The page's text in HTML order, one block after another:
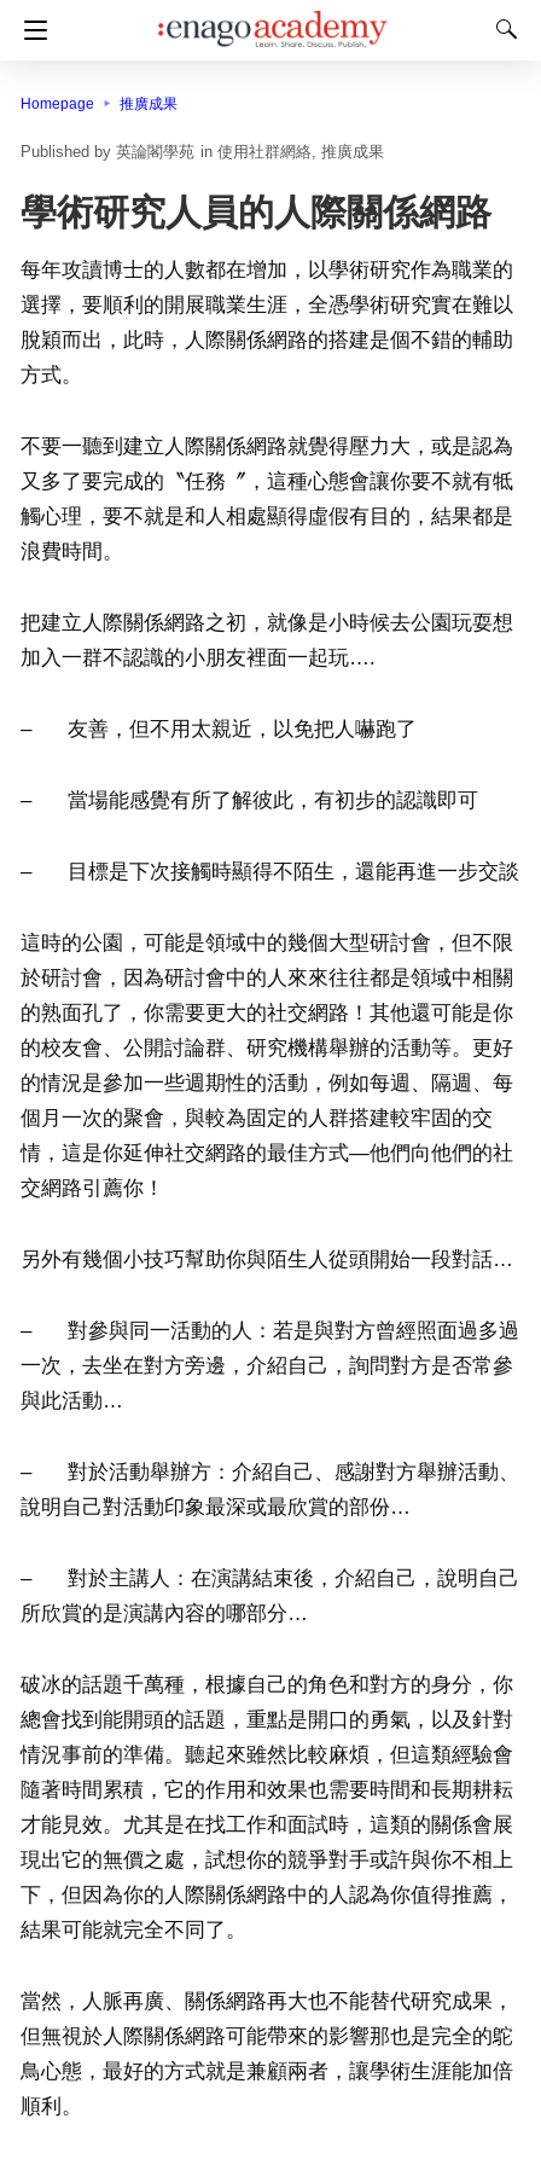
Homepage 推廣成果
英論閣學苑 in 使用社群網絡 推廣成果
學術研究人員的人際關係網路
每年攻讀博士的人數都在增加，以學術研究作為職業的
選擇，要順利的開展職業生涯，全憑學術研究實在難以
脫穎而出，此時，人際關係網路的搭建是個不錯的輔助
方式。
不要一聽到建立人際關係網路就覺得壓力大，或是認為
又多了要完成的〝任務〞，這種心態會讓你要不就有牴
觸心理，要不就是和人相處顯得虛假有目的，結果都是
浪費時間。
把建立人際關係網路之初，就像是小時候去公園玩耍想
加入一群不認識的小朋友裡面一起玩….
– 友善，但不用太親近，以免把人嚇跑了
– 當場能感覺有所了解彼此，有初步的認識即可
– 目標是下次接觸時顯得不陌生，還能再進一步交談
這時的公園，可能是領域中的幾個大型研討會，但不限
於研討會，因為研討會中的人來來往往都是領域中相關
的熟面孔了，你需要更大的社交網路！其他還可能是你
的校友會、公開討論群、研究機構舉辦的活動等。更好
的情況是參加一些週期性的活動，例如每週、隔週、每
個月一次的聚會，與較為固定的人群搭建較牢固的交
情，這是你延伸社交網路的最佳方式—他們向他們的社
交網路引薦你！
另外有幾個小技巧幫助你與陌生人從頭開始一段對話…
– 對參與同一活動的人：若是與對方曾經照面過多過
一次，去坐在對方旁邊，介紹自己，詢問對方是否常參
與此活動…
– 對於活動舉辦方：介紹自己、感謝對方舉辦活動、
說明自己對活動印象最深或最欣賞的部份…
– 對於主講人：在演講結束後，介紹自己，說明自己
所欣賞的是演講內容的哪部分…
破冰的話題千萬種，根據自己的角色和對方的身分，你
總會找到能開頭的話題，重點是開口的勇氣，以及針對
情況事前的準備。聽起來雖然比較麻煩，但這類經驗會
隨著時間累積，它的作用和效果也需要時間和長期耕耘
才能見效。尤其是在找工作和面試時，這類的關係會展
現出它的無價之處，試想你的競爭對手或許與你不相上
下，但因為你的人際關係網路中的人認為你值得推薦，
結果可能就完全不同了。
當然，人脈再廣、關係網路再大也不能替代研究成果，
但無視於人際關係網路可能帶來的影響那也是完全的鴕
鳥心態，最好的方式就是兼顧兩者，讓學術生涯能加倍
順利。